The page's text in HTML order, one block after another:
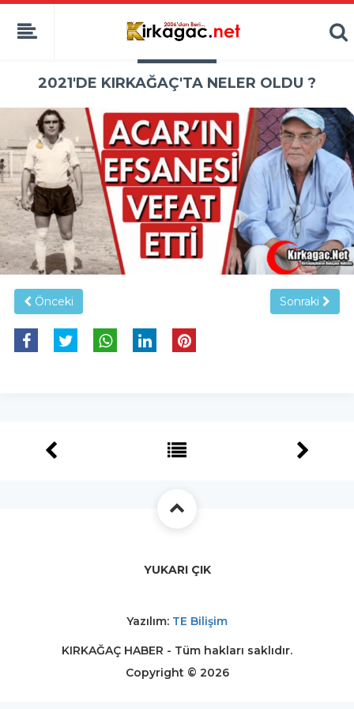
2021'DE KIRKAĞAÇ'TA NELER OLDU ?
Önceki Sonraki
YUKARI ÇIK
Yazılım: TE Bilişim
KIRKAĞAÇ HABER - Tüm hakları saklıdır.
Copyright © 2026